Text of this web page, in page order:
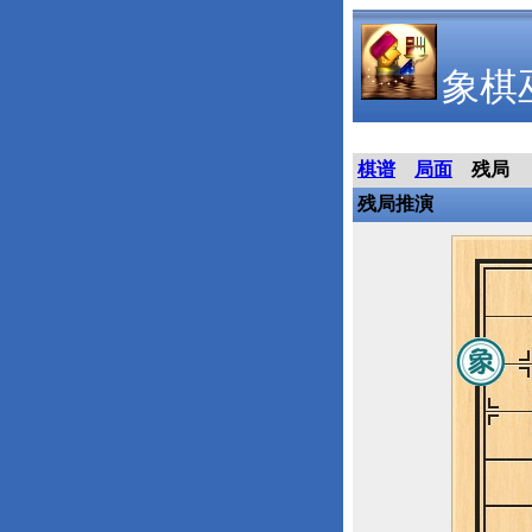
象棋
棋谱 局面
残局
残局推演